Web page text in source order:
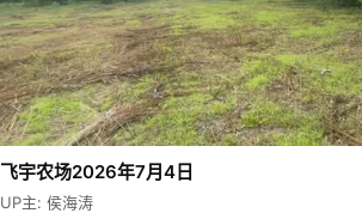
飞宇农场2026年7月4日
UP主: 侯海涛